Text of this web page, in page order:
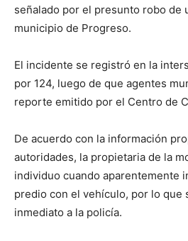
señalado por el presunto robo de
municipio de Progreso.
El incidente se registró en la
por 124, luego de que agentes
reporte emitido por el Centro de
De acuerdo con la información
autoridades, la propietaria de la
individuo cuando aparentemente
predio con el vehículo, por lo que
inmediato a la policía.